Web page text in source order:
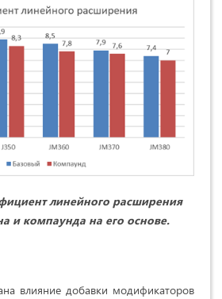
линейного расширения
и компаунда на его основе.
влияние добавки модификаторов